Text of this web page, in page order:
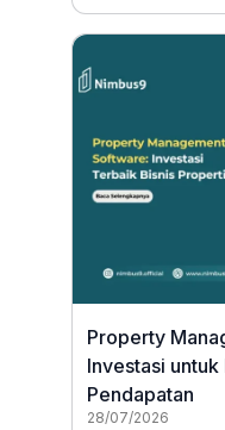
Property
Investasi
Pendapatan
28/07/2026